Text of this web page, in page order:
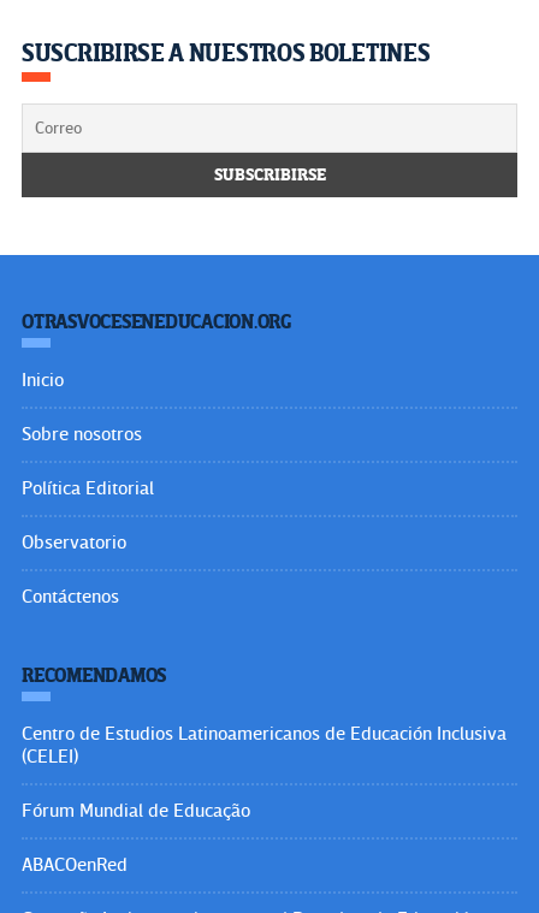
SUSCRIBIRSE A NUESTROS BOLETINES
OTRASVOCESENEDUCACION.ORG
Inicio
Sobre nosotros
Política Editorial
Observatorio
Contáctenos
RECOMENDAMOS
Centro de Estudios Latinoamericanos de Educación Inclusiva
(CELEI)
Fórum Mundial de Educação
ABACOenRed